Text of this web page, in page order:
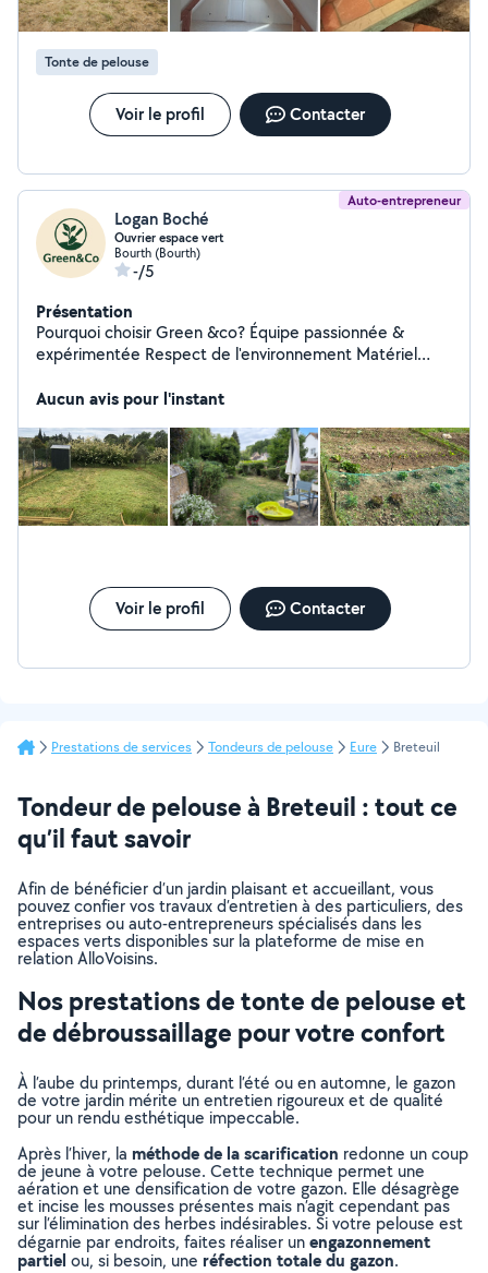
Tonte de pelouse
Voir le profil Contacter
Auto-entrepreneur
Logan Boché
Ouvrier espace vert
Bourth (Bourth)
-/5
Présentation
Pourquoi choisir Green &co? Équipe passionnée &
expérimentée Respect de l'environnement Matériel
allié pour un jardin toujours impeccable.
Aucun avis pour l'instant
Voir le profil Contacter
Prestations de services Tondeurs de pelouse Eure Breteuil
Tondeur de pelouse à Breteuil : tout ce
qu’il faut savoir
Afin de bénéficier d’un jardin plaisant et accueillant, vous
pouvez confier vos travaux d’entretien à des particuliers, des
entreprises ou auto-entrepreneurs spécialisés dans les
espaces verts disponibles sur la plateforme de mise en
relation AlloVoisins.
Nos prestations de tonte de pelouse et
de débroussaillage pour votre confort
À l’aube du printemps, durant l’été ou en automne, le gazon
de votre jardin mérite un entretien rigoureux et de qualité
pour un rendu esthétique impeccable.
Après l’hiver, la méthode de la scarification redonne un coup
de jeune à votre pelouse. Cette technique permet une
aération et une densification de votre gazon. Elle désagrège
et incise les mousses présentes mais n’agit cependant pas
sur l’élimination des herbes indésirables. Si votre pelouse est
dégarnie par endroits, faites réaliser unengazonnement
partiel ou, si besoin, une réfection totale du gazon.